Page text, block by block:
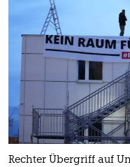
Rechter Übergriff auf